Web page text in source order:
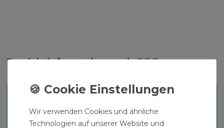
Produktinformationen als PDF zum
Download
Wir verwenden Cookies und ähnliche
Technologien auf unserer Website und